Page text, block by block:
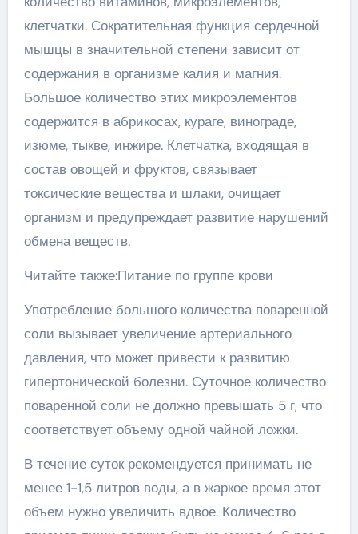
клетчатки. Сократительная функция сердечной
мышцы в значительной степени зависит от
содержания в организме калия и магния.
Большое количество этих микроэлементов
содержится в абрикосах, кураге, винограде,
изюме, тыкве, инжире. Клетчатка, входящая в
состав овощей и фруктов, связывает
токсические вещества и шлаки, очищает
организм и предупреждает развитие нарушений
обмена веществ.
Читайте также:Питание по группе крови
Употребление большого количества поваренной
соли вызывает увеличение артериального
давления, что может привести к развитию
гипертонической болезни. Суточное количество
поваренной соли не должно превышать 5 г, что
соответствует объему одной чайной ложки.
В течение суток рекомендуется принимать не
менее 1-1,5 литров воды, а в жаркое время этот
объем нужно увеличить вдвое. Количество